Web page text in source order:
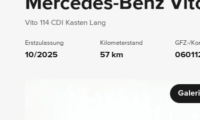
Vito 114 CDI Kasten Lang
Erstzulassung
10/2025
Kilometerstand
57 km
GFZ-/